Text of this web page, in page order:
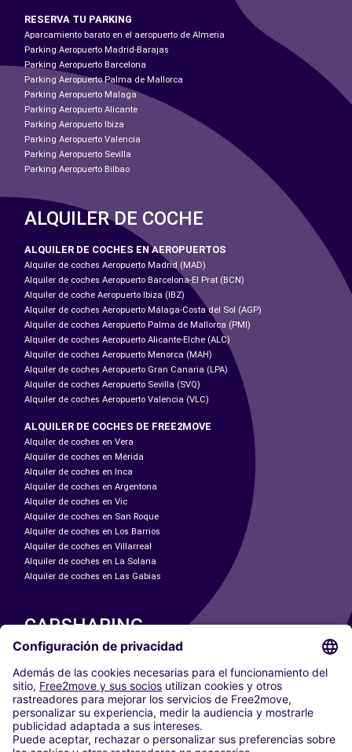
RESERVA TU PARKING
Aparcamiento barato en el aeropuerto de Almeria
Parking Aeropuerto Madrid-Barajas
Parking Aeropuerto Barcelona
Parking Aeropuerto Palma de Mallorca
Parking Aeropuerto Malaga
Parking Aeropuerto Alicante
Parking Aeropuerto Ibiza
Parking Aeropuerto Valencia
Parking Aeropuerto Sevilla
Parking Aeropuerto Bilbao
ALQUILER DE COCHE
ALQUILER DE COCHES EN AEROPUERTOS
Alquiler de coches Aeropuerto Madrid (MAD)
Alquiler de coches Aeropuerto Barcelona-El Prat (BCN)
Alquiler de coche Aeropuerto Ibiza (IBZ)
Alquiler de coches Aeropuerto Málaga-Costa del Sol (AGP)
Alquiler de coches Aeropuerto Palma de Mallorca (PMI)
Alquiler de coches Aeropuerto Alicante-Elche (ALC)
Alquiler de coches Aeropuerto Menorca (MAH)
Alquiler de coches Aeropuerto Gran Canaria (LPA)
Alquiler de coches Aeropuerto Sevilla (SVQ)
Alquiler de coches Aeropuerto Valencia (VLC)
ALQUILER DE COCHES DE FREE2MOVE
Alquiler de coches en Vera
Alquiler de coches en Mérida
Alquiler de coches en Inca
Alquiler de coches en Argentona
Alquiler de coches en Vic
Alquiler de coches en San Roque
Alquiler de coches en Los Barrios
Alquiler de coches en Villarreal
Alquiler de coches en La Solana
Alquiler de coches en Las Gabias
CARSHARING
NUESTRAS CIUDADES
Paris
Madrid
Washington DC
Milán
Roma
Turín